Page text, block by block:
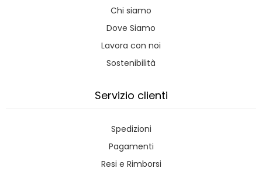
Chi siamo
Dove Siamo
Lavora con noi
Sostenibilità
Servizio clienti
Spedizioni
Pagamenti
Resi e Rimborsi